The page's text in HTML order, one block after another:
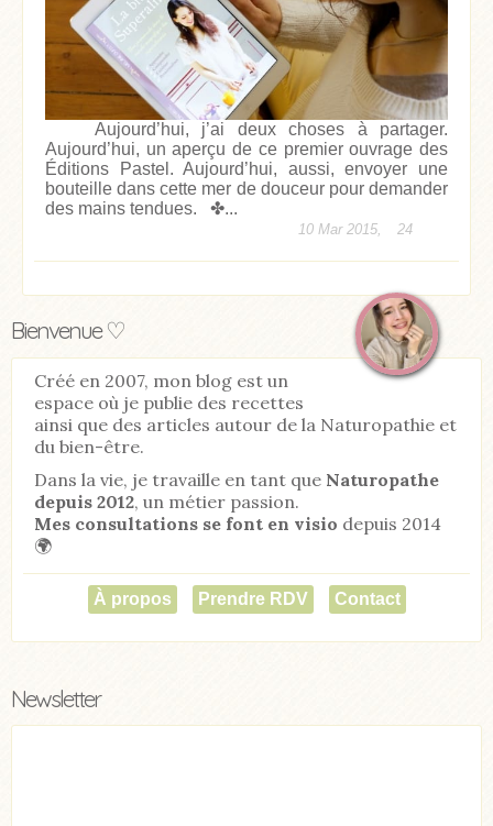
Aujourd’hui, j’ai deux choses à partager.
Aujourd’hui, un aperçu de ce premier ouvrage des
Éditions Pastel. Aujourd’hui, aussi, envoyer une
bouteille dans cette mer de douceur pour demander
des mains tendues. ✤...
10 Mar 2015, 24
Bienvenue ♡
Créé en 2007, mon blog est un
espace où je publie des recettes
ainsi que des articles autour de la Naturopathie et
du bien-être.
Dans la vie, je travaille en tant que Naturopathe
depuis 2012, un métier passion.
Mes consultations se font en visio depuis 2014
🌍
À propos Prendre RDV Contact
Newsletter